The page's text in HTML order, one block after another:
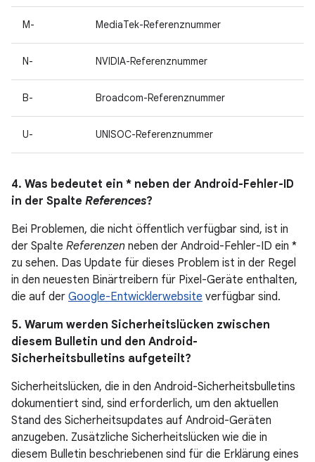
M- MediaTek-Referenznummer
N- NVIDIA-Referenznummer
B- Broadcom-Referenznummer
U- UNISOC-Referenznummer
4. Was bedeutet ein * neben der Android-Fehler-ID
in der Spalte References?
Bei Problemen, die nicht öffentlich verfügbar sind, ist in
der Spalte Referenzen neben der Android-Fehler-ID ein *
zu sehen. Das Update für dieses Problem ist in der Regel
in den neuesten Binärtreibern für Pixel-Geräte enthalten,
die auf der Google-Entwicklerwebsite verfügbar sind.
5. Warum werden Sicherheitslücken zwischen
diesem Bulletin und den Android-
Sicherheitsbulletins aufgeteilt?
Sicherheitslücken, die in den Android-Sicherheitsbulletins
dokumentiert sind, sind erforderlich, um den aktuellen
Stand des Sicherheitsupdates auf Android-Geräten
anzugeben. Zusätzliche Sicherheitslücken wie die in
diesem Bulletin beschriebenen sind für die Erklärung eines